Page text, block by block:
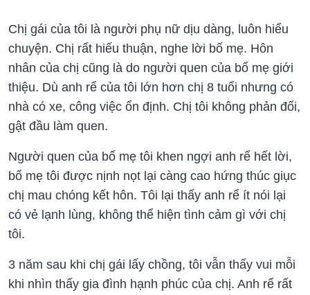
Chị gái của tôi là người phụ nữ dịu dàng, luôn hiểu
chuyện. Chị rất hiếu thuận, nghe lời bố mẹ. Hôn
nhân của chị cũng là do người quen của bố mẹ giới
thiệu. Dù anh rể của tôi lớn hơn chị 8 tuổi nhưng có
nhà có xe, công việc ổn định. Chị tôi không phản đối,
gật đầu làm quen.
Người quen của bố mẹ tôi khen ngợi anh rể hết lời,
bố mẹ tôi được nịnh nọt lại càng cao hứng thúc giục
chị mau chóng kết hôn. Tôi lại thấy anh rể ít nói lại
có vẻ lạnh lùng, không thể hiện tình cảm gì với chị
tôi.
3 năm sau khi chị gái lấy chồng, tôi vẫn thấy vui mỗi
khi nhìn thấy gia đình hạnh phúc của chị. Anh rể rất